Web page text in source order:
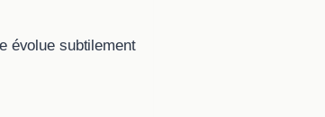
évolue subtilement